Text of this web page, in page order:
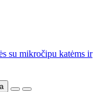
su mikročipu katėms ir